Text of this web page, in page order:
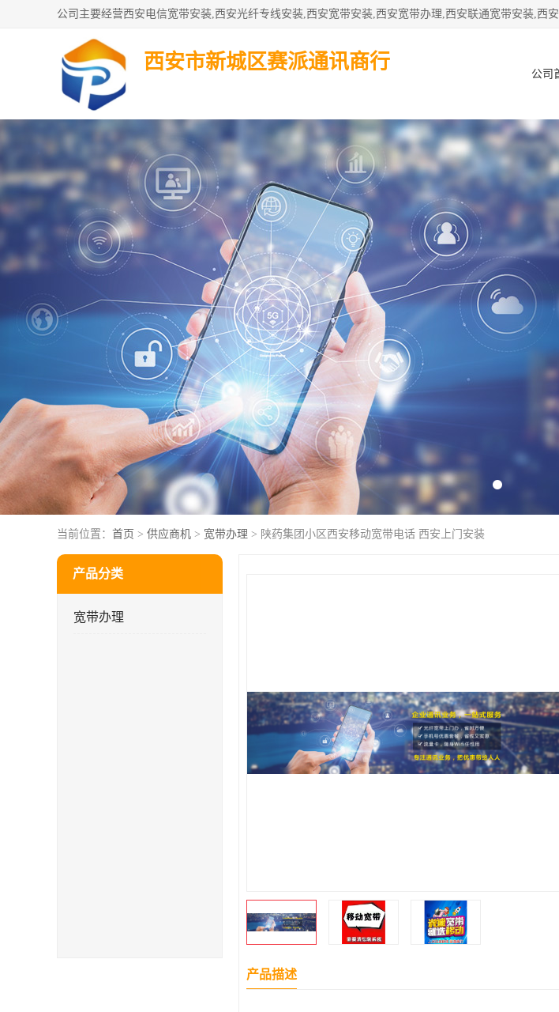
西安市新城区赛派通讯商行
公司
产品
当前位置： 首页 > 供应商机 > 宽带办理 > 陕药集团小区西安移动宽带电话 西安上门安装
产品分类
宽带办理
产品描述